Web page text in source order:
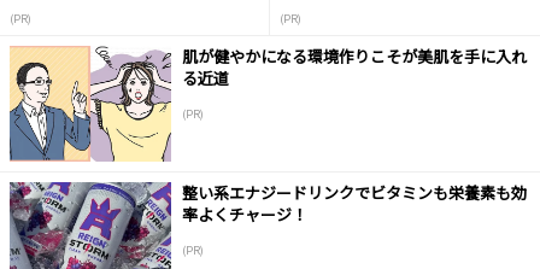
(PR) (PR)
肌が健やかになる環境作りこそが美肌を手に入れ
る近道
(PR)
整い系エナジードリンクでビタミンも栄養素も効
率よくチャージ！
(PR)